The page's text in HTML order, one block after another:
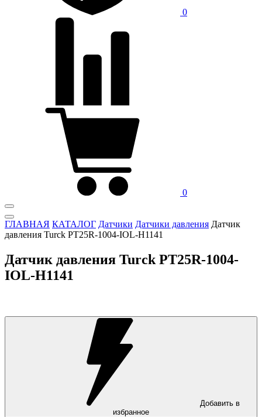
0
0
ГЛАВНАЯ КАТАЛОГ Датчики Датчики давления Датчик
давления Turck PT25R-1004-IOL-H1141
Датчик давления Turck PT25R-1004-
IOL-H1141
Добавить в
избранное